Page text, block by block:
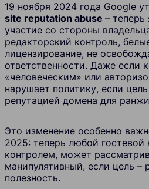
19 ноября 2024 года Google
site reputation abuse – теперь
участие со стороны
редакторский контроль,
лицензирование, не
ответственности. Даже если
«человеческим» или
нарушает политику, если
репутацией домена для
Это изменение особенно
2025: теперь любой гостевой
контролем, может
манипулятивный, если цель –
полезность.